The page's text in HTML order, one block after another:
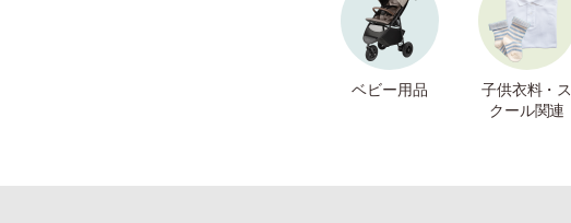
ベビー用品
子供衣料・ス
クール関連